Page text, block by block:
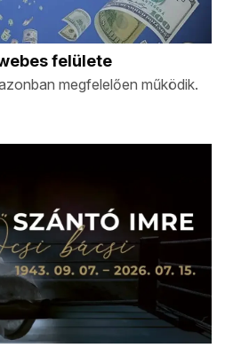
felülete
megfelelően működik.